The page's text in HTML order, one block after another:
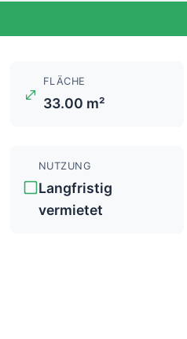
FLÄCHE
33.00 m²
NUTZUNG
Langfristig
vermietet